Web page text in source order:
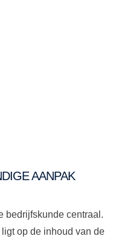
AANPAK
bedrijfskunde centraal.
op de inhoud van de